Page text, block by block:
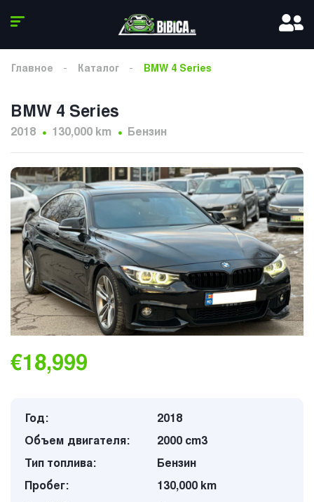
Главное Каталог BMW 4 Series
BMW 4 Series
2018 130,000 km Бензин
€18,999
Год:
2018
Объем двигателя:
2000 cm3
Тип топлива:
Бензин
Пробег:
130,000 km